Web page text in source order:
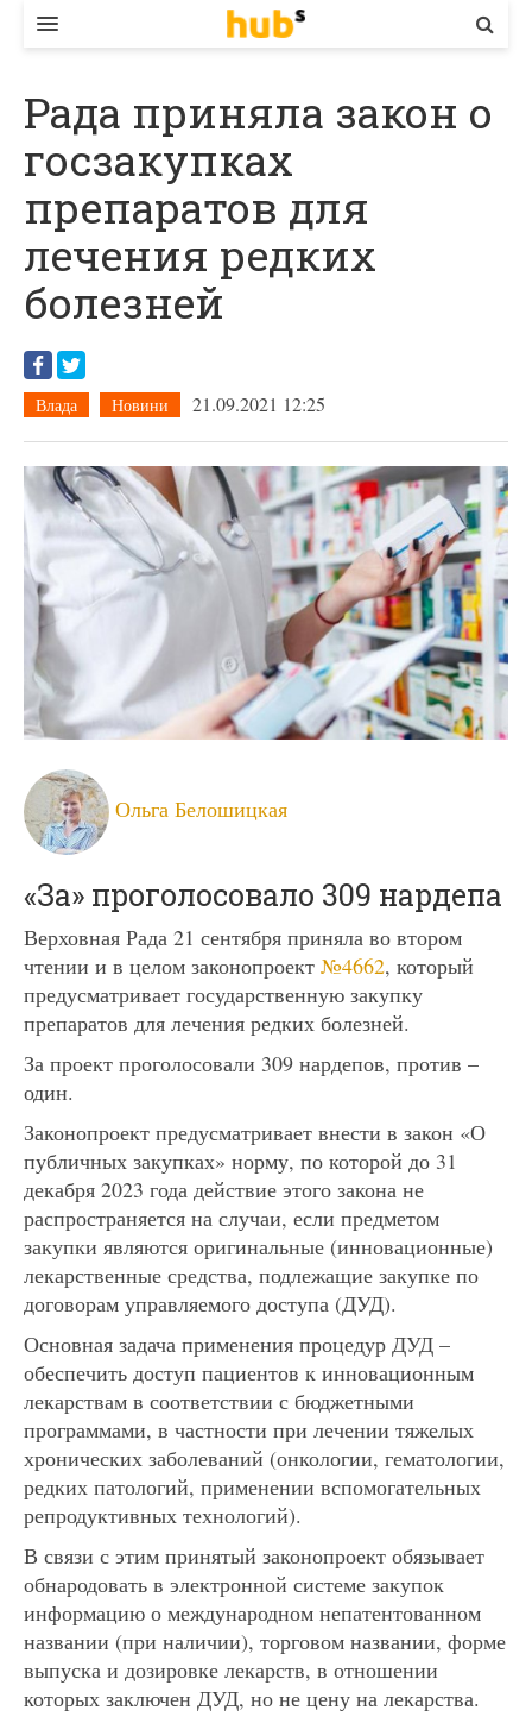
ЕКОНОМІКА
БІЗНЕС
СТАРТЕР
КОНТАКТИ
Рада приняла закон о
госзакупках
препаратов для
лечения редких
болезней
Влада Новини 21.09.2021 12:25
Ольга Белошицкая
«За» проголосовало 309 нардепа
Верховная Рада 21 сентября приняла во втором
чтении и в целом законопроект №4662, который
предусматривает государственную закупку
препаратов для лечения редких болезней.
За проект проголосовали 309 нардепов, против –
один.
Законопроект предусматривает внести в закон «О
публичных закупках» норму, по которой до 31
декабря 2023 года действие этого закона не
распространяется на случаи, если предметом
закупки являются оригинальные (инновационные)
лекарственные средства, подлежащие закупке по
договорам управляемого доступа (ДУД).
Основная задача применения процедур ДУД –
обеспечить доступ пациентов к инновационным
лекарствам в соответствии с бюджетными
программами, в частности при лечении тяжелых
хронических заболеваний (онкологии, гематологии,
редких патологий, применении вспомогательных
репродуктивных технологий).
В связи с этим принятый законопроект обязывает
обнародовать в электронной системе закупок
информацию о международном непатентованном
названии (при наличии), торговом названии, форме
выпуска и дозировке лекарств, в отношении
которых заключен ДУД, но не цену на лекарства.